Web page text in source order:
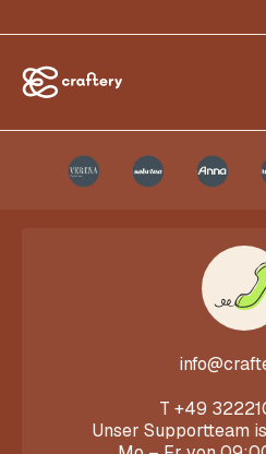
T +49
Unser Supportteam